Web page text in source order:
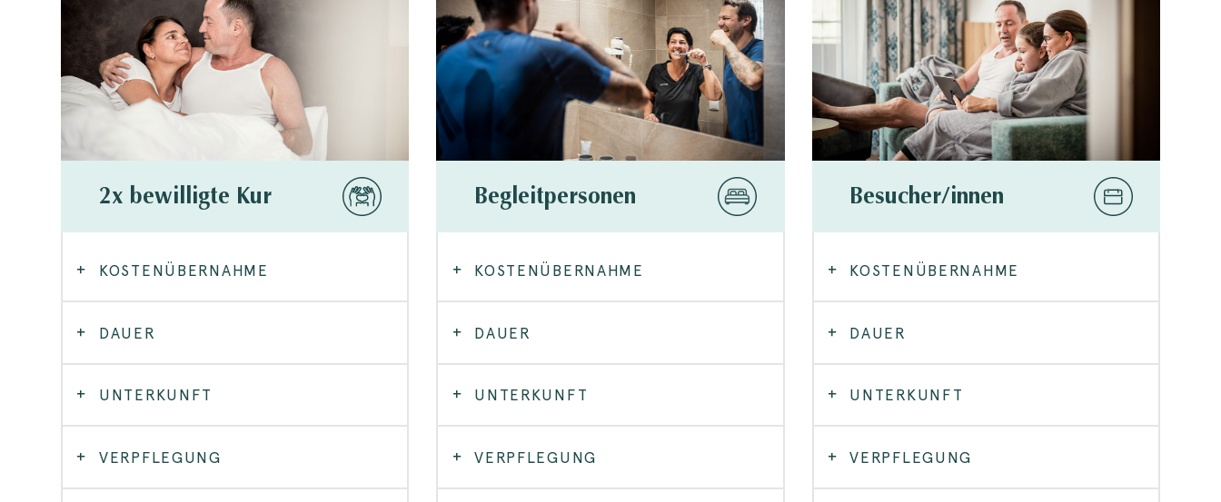
2x bewilligte Kur
KOSTENÜBERNAHME
DAUER
UNTERKUNFT
VERPFLEGUNG
Begleitpersonen
KOSTENÜBERNAHME
DAUER
UNTERKUNFT
VERPFLEGUNG
Besucher/innen
KOSTENÜBERNAHME
DAUER
UNTERKUNFT
VERPFLEGUNG